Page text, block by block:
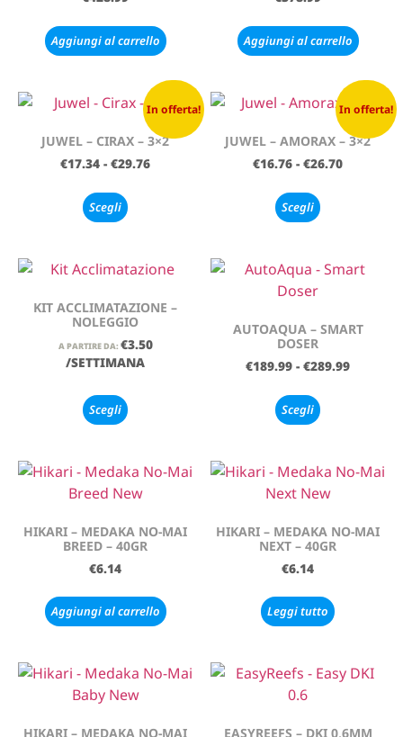
Aggiungi al carrello Aggiungi al carrello
In offerta!
JUWEL – CIRAX – 3×2
€17.34 - €29.76
Scegli
In offerta!
JUWEL – AMORAX – 3×2
€16.76 - €26.70
Scegli
KIT ACCLIMATAZIONE –
NOLEGGIO
A PARTIRE DA: €3.50
/SETTIMANA
Scegli
AUTOAQUA – SMART
DOSER
€189.99 - €289.99
Scegli
HIKARI – MEDAKA NO-MAI
BREED – 40GR
€6.14
Aggiungi al carrello
HIKARI – MEDAKA NO-MAI
NEXT – 40GR
€6.14
Leggi tutto
HIKARI – MEDAKA NO-MAI EASYREEFS – DKI 0,6MM